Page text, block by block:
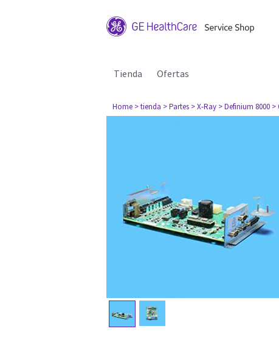
Tienda Ofertas
Home > tienda > Partes > X-Ray > Definium 8000 >